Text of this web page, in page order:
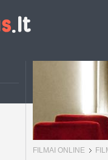
FILMAI ONLINE